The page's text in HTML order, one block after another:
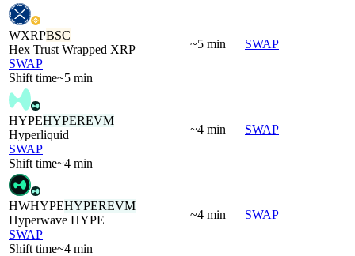
WXRPBSC
Hex Trust Wrapped XRP
SWAP
Shift time~5 min
~5 min SWAP
HYPEHYPEREVM
Hyperliquid
SWAP
Shift time~4 min
~4 min SWAP
HWHYPEHYPEREVM
Hyperwave HYPE
SWAP
Shift time~4 min
~4 min SWAP